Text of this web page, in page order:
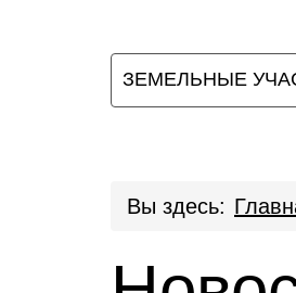
ЗЕМЕЛЬНЫЕ
Вы здесь: